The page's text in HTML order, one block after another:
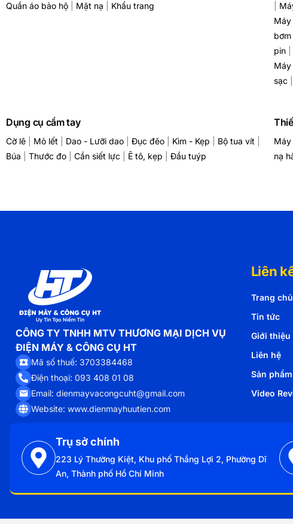
Quần áo bảo hộ
Mặt nạ Khẩu trang
pin
Máy
sạc
Dụng cụ cầm tay
Cờ lê Mỏ lết Dao - Lưỡi dao Đục đẽo Kìm - Kẹp Bộ tua vít
Búa
Thước đo Cần siết lực Ê tô, kẹp Đầu tuýp
Máy
nạ
CÔNG TY TNHH MTV THƯƠNG MẠI DỊCH VỤ
ĐIỆN MÁY & CÔNG CỤ HT
Mã số thuế: 3703384468
Điện thoại: 093 408 01 08
Email: dienmayvacongcuht@gmail.com
Website: www.dienmayhuutien.com
Liên
Trang chủ
Tin tức
Giới thiệu
Liên hệ
Sản phẩm
Video
Trụ sở chính
223 Lý Thường Kiệt, Khu phố Thắng Lợi 2, Phường Dĩ
An, Thành phố Hồ Chí Minh